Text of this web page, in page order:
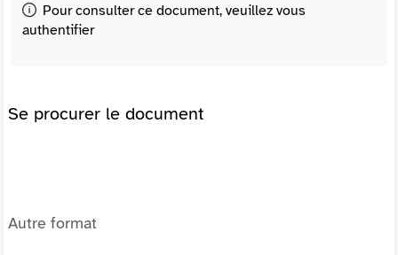
Pour consulter ce document, veuillez vous
authentifier
Se procurer le document
Autre format